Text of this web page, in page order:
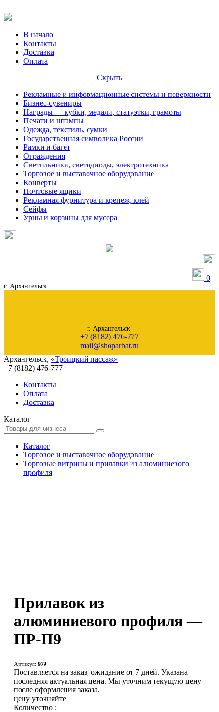
В начало
Контакты
Доставка
Оплата
Скрыть
Рекламные и информационные системы и поверхности
Бизнес-сувениры
Награды — кубки, медали, статуэтки, грамоты
Печати и штампы
Одежда, текстиль, сумки
Государственная символика России
Рамки и багет
Ограждения
Светильники, светодиоды, электротехника
Торговое и выставочное оборудование
Конверты
Почтовые ящики
Рекламная фурнитура и крепеж, клей
Сейфы
Урны и корзины для мусора
0
г. Архангельск
г. Архангельск
+7 (8182) 476-777
mail@shoparbat.ru
Архангельск, «Троицкий пассаж»
+7 (8182) 476-777
Контакты
Оплата
Доставка
Каталог
Каталог
Торговое и выставочное оборудование
Торговые витрины и прилавки из алюминиевого
профиля
Прилавок из
алюминиевого профиля —
ПР-П9
Артикул: 979
Поставляется на заказ, ожидание от 7 дней. Указана
последняя актуальная цена. Мы уточним текущую цену
после оформления заказа.
цену уточняйте
Количество :